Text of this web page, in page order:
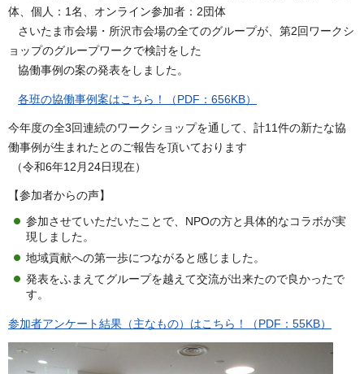
体、個人：1名、オンライン参加者：2団体
さいたま市会場・所沢市会場の全てのグループが、第2回ワークシ
ョップのグループワークで検討をした
協働事例の案の発表をしました。
各班の協働事例案はこちら！（PDF：656KB）
今年度の全3回連続のワークショップを通して、計11件の新たな協
働事例が生まれたとのご報告を頂いております
（令和6年12月24日現在）
【参加者からの声】
参加させていただいたことで、NPOの方と具体的なコラボが実
現しました。
地域貢献への第一歩につながると感じました。
発表をふまえてグループを越えて交流が出来たので良かったで
す。
参加者アンケート結果（主なもの）はこちら！（PDF：55KB）